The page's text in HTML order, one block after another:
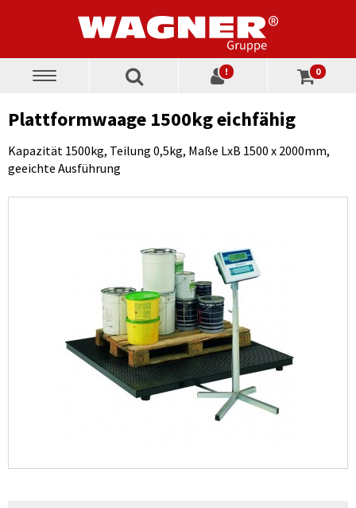
Toggle
! 0
Plattformwaage 1500kg eichfähig
Kapazität 1500kg, Teilung 0,5kg, Maße LxB 1500 x 2000mm,
geeichte Ausführung